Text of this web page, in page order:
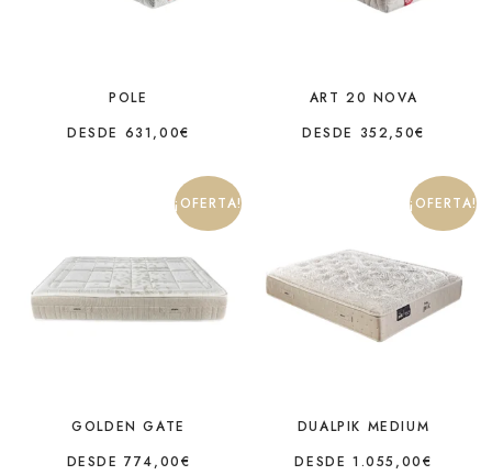
POLE
DESDE 631,00€
ART 20 NOVA
DESDE 352,50€
¡OFERTA!
GOLDEN GATE
DESDE 774,00€
¡OFERTA!
DUALPIK MEDIUM
DESDE 1.055,00€